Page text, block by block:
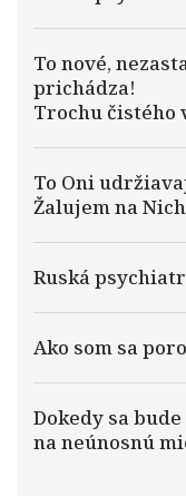
To nové,
prichádza!
Trochu čistého
To Oni
Žalujem na
Ruská
Ako som sa
Dokedy sa
na neúnosnú